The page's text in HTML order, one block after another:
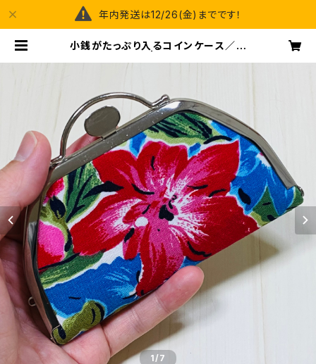
年内発送は12/26(金)までです！
小銭がたっぷり入るコインケース／ハ
1/7